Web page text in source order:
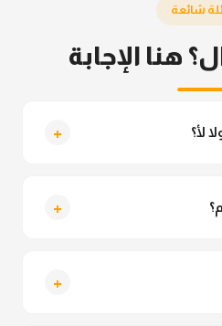
شائعة
هنا الإجابة
لأ؟ +
+
+